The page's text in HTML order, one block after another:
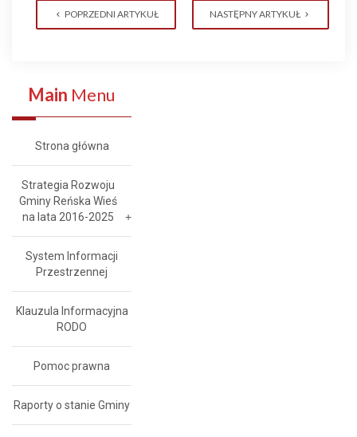
POPRZEDNI ARTYKUŁ NASTĘPNY ARTYKUŁ
Main Menu
Strona główna
Strategia Rozwoju
Gminy Reńska Wieś
na lata 2016-2025
System Informacji
Przestrzennej
Klauzula Informacyjna
RODO
Pomoc prawna
Raporty o stanie Gminy